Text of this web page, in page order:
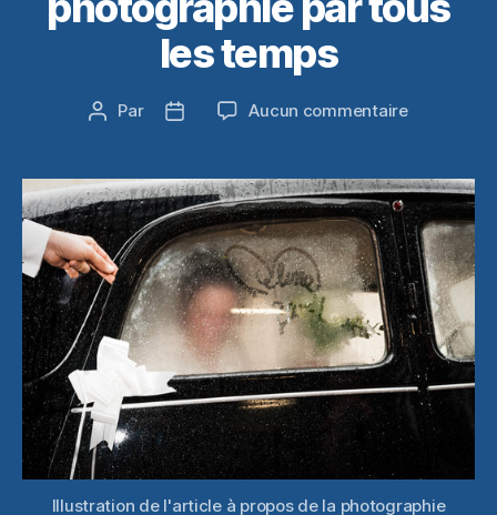
les temps
Auteur
Par
Date
Aucun commentairesur
par
tous
les
temps
Illustration de l'article à propos de la photographie